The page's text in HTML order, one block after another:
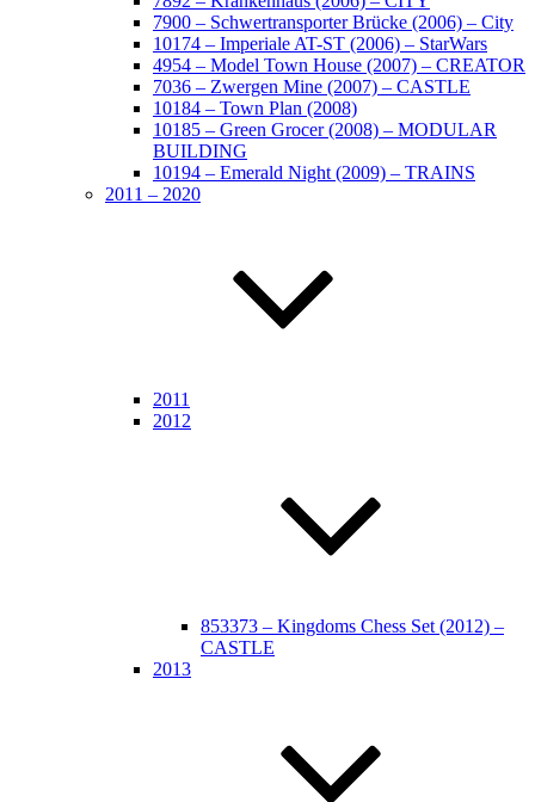
7900 – Schwertransporter Brücke (2006) – City
10174 – Imperiale AT-ST (2006) – StarWars
4954 – Model Town House (2007) – CREATOR
7036 – Zwergen Mine (2007) – CASTLE
10184 – Town Plan (2008)
10185 – Green Grocer (2008) – MODULAR
BUILDING
10194 – Emerald Night (2009) – TRAINS
2011 – 2020
2011
2012
853373 – Kingdoms Chess Set (2012) –
CASTLE
2013